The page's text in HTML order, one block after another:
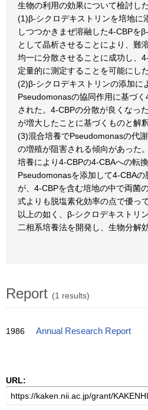
生物の利用の効果について檢討した
(1)β-シクロデキストリンを培地
しつつかきまぜ溶融した4-CBPを
として晶析させることにより、難
均一に分散させることに成功し、
定量的に測定することを可能にした
(2)β-シクロデキストリンの添加に
Pseudomonasの協同作用に基づ
された。4-CBPの分散が良くなっ
が増大したことに基づくものと解
(3)混合培養でPseudomonasの代
の増殖が阻害される傾向があった
培養により4-CBPの4-CBAへの転
Pseudomonasを添加して4-CBA
が、4-CBPを含む培地の中で両菌
式よりも脱塩素化効率の点で優って
以上の如く、β-シクロデキストリ
二相系培養法を開発し、生物分解
Report (1 results)
1986 Annual Research Report
URL: